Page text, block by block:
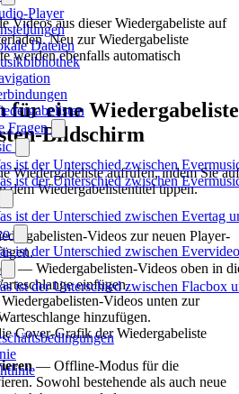
Player
Dateien
Fragen
ist der Unterschied zwischen
ist der Unterschied zwischen
ist der Unterschied zwischen Evertag
ist der Unterschied zwischen
ist der Unterschied zwischen Flacbox
Videos aus dieser Wiedergabeliste auf
Neu zur Wiedergabeliste
werden ebenfalls automatisch
für eine Wiedergabeliste
Bildschirm
Wiedergabeliste aufrufen, indem Sie auf
dem Wiedergabelistentitel tippen.
Videos zur neuen Player-
— Wiedergabelisten-Videos oben in
einfügen.
Videos unten zur
hinzufügen.
Cover-Grafik der Wiedergabeliste
— Offline-Modus für die
Sowohl bestehende als auch neue